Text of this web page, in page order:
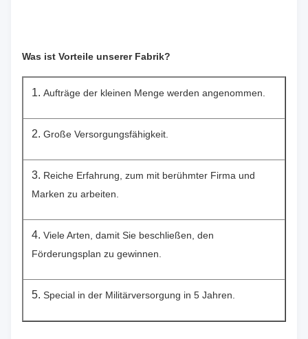
Was ist Vorteile unserer Fabrik?
1. Aufträge der kleinen Menge werden angenommen.
2. Große Versorgungsfähigkeit.
3. Reiche Erfahrung, zum mit berühmter Firma und
Marken zu arbeiten.
4. Viele Arten, damit Sie beschließen, den
Förderungsplan zu gewinnen.
5. Special in der Militärversorgung in 5 Jahren.